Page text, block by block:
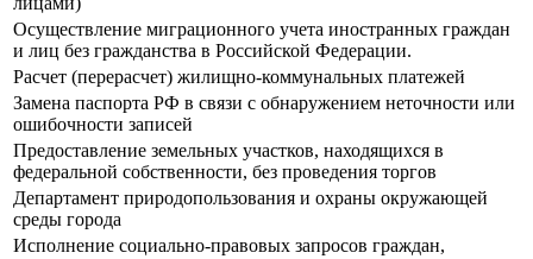
Осуществление миграционного учета иностранных граждан
и лиц без гражданства в Российской Федерации.
Расчет (перерасчет) жилищно-коммунальных платежей
Замена паспорта РФ в связи с обнаружением неточности или
ошибочности записей
Предоставление земельных участков, находящихся в
федеральной собственности, без проведения торгов
Департамент природопользования и охраны окружающей
среды города
Исполнение социально-правовых запросов граждан,